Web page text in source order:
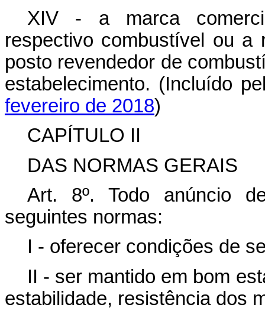
XIV - a marca
respectivo combustível ou
posto revendedor de
estabelecimento. (Incluído
fevereiro de 2018)
CAPÍTULO II
DAS NORMAS GERAIS
Art. 8º. Todo anúncio
seguintes normas:
I - oferecer condições de
II - ser mantido em bom
estabilidade, resistência dos